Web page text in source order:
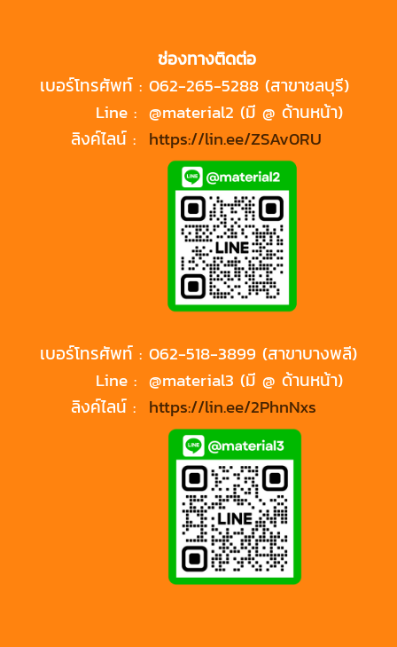
ช่องทางติดต่อ
เบอร์โทรศัพท์ : 062-265-5288 (สาขาชลบุรี)
Line : @material2 (มี @ ด้านหน้า)
ลิงค์ไลน์ : https://lin.ee/ZSAv0RU
เบอร์โทรศัพท์ : 062-518-3899 (สาขาบางพลี)
Line : @material3 (มี @ ด้านหน้า)
ลิงค์ไลน์ : https://lin.ee/2PhnNxs